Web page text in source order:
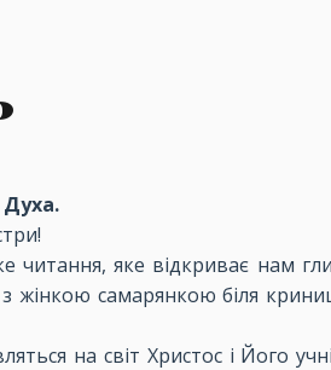
Духа.
читання, яке відкриває нам
з жінкою самарянкою біля
на світ Христос і Його